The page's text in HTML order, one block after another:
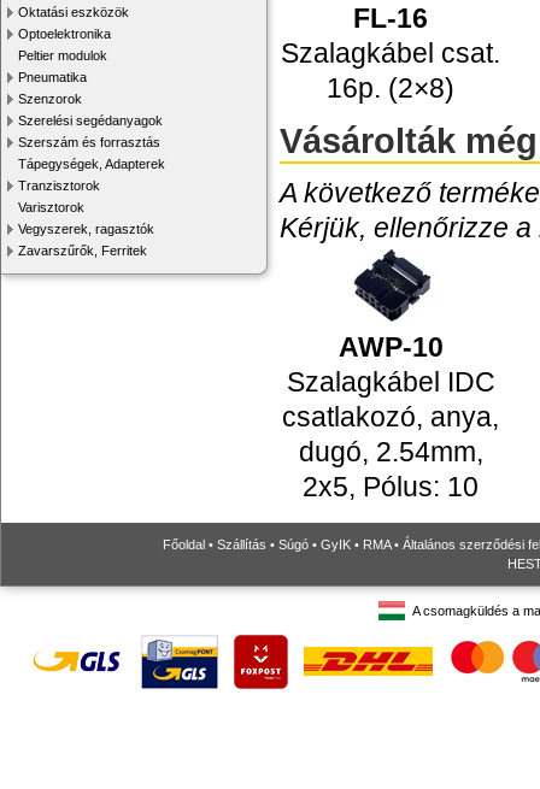
Oktatási eszközök
Optoelektronika
Peltier modulok
Pneumatika
Szenzorok
Szerelési segédanyagok
Szerszám és forrasztás
Tápegységek, Adapterek
Tranzisztorok
Varisztorok
Vegyszerek, ragasztók
Zavarszűrők, Ferritek
FL-16
Szalagkábel csat.
16p. (2×8)
Vásárolták még
A következő
Kérjük, ellenőrizze
AWP-10
Szalagkábel IDC
csatlakozó, anya,
dugó, 2.54mm,
2x5, Pólus: 10
Főoldal • Szállítás • Súgó • GyIK • RMA• Általános szerződési
A csomagküldés a